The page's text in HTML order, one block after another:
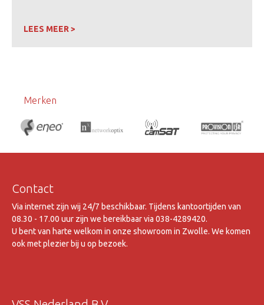
LEES MEER >
Merken
Contact
Via internet zijn wij 24/7 beschikbaar. Tijdens kantoortijden van
08.30 - 17.00 uur zijn we bereikbaar via 038-4289420.
U bent van harte welkom in onze showroom in Zwolle. We komen
ook met plezier bij u op bezoek.